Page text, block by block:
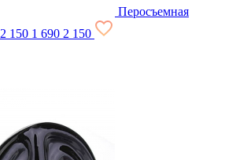
Перосъемная
2 150 1 690 2 150